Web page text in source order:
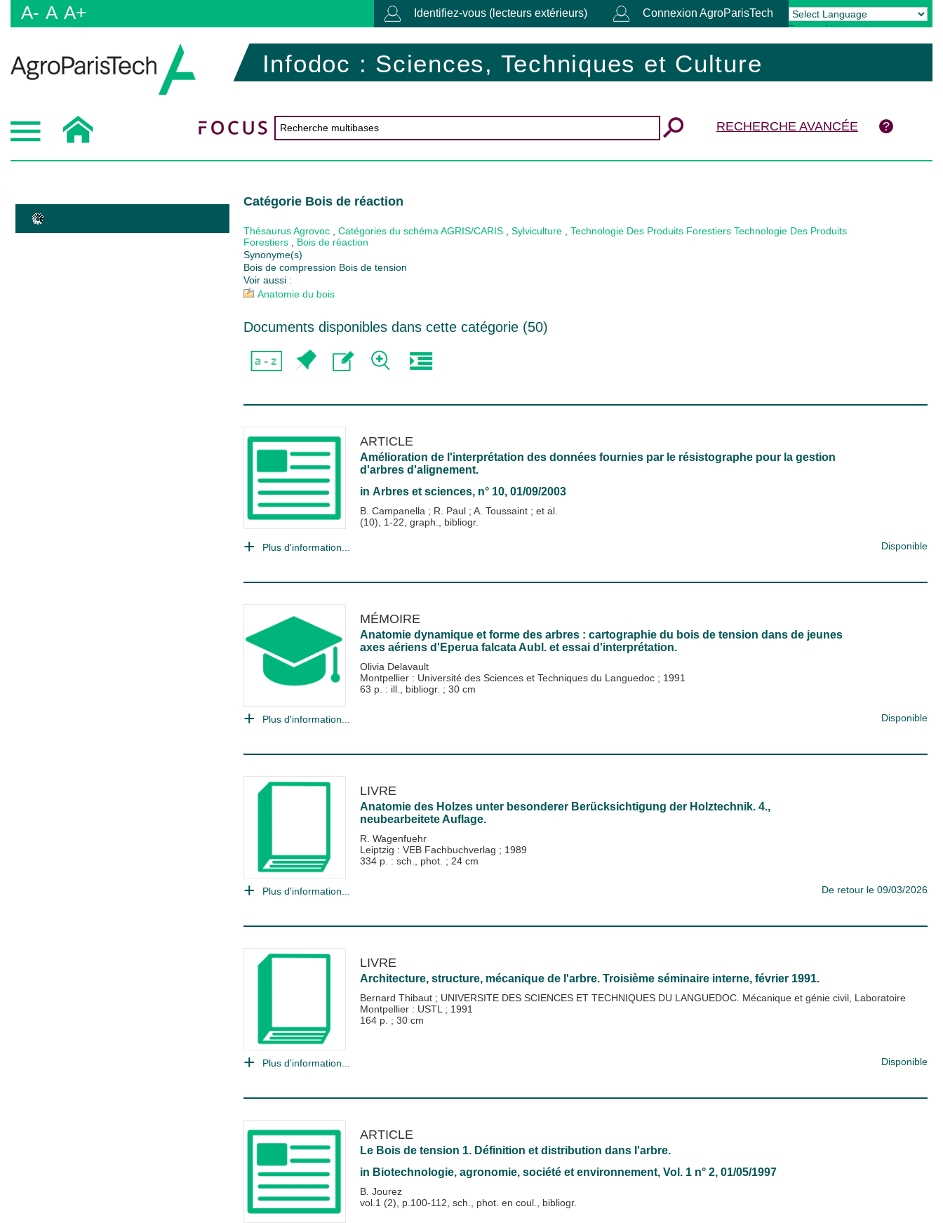
A- A A+ Identifiez-vous (lecteurs extérieurs) Connexion AgroParisTech
Powered by Translate
Infodoc : Sciences, Techniques et Culture
RECHERCHE AVANCÉE
Catégorie Bois de réaction
Thésaurus Agrovoc Catégories du schéma AGRIS/CARIS Sylviculture
Technologie Des Produits Forestiers Technologie Des Produits
Forestiers
Bois de réaction
Synonyme(s)
Bois de compression Bois de tension
Voir aussi :
Anatomie du bois
Documents disponibles dans cette catégorie (50)
ARTICLE
Amélioration de l'interprétation des données fournies par le résistographe pour la gestion
d'arbres d'alignement.
in Arbres et sciences, n° 10, 01/09/2003
B. Campanella ; R. Paul ; A. Toussaint ; et al.
(10), 1-22, graph., bibliogr.
Plus d'information... Disponible
MÉMOIRE
Anatomie dynamique et forme des arbres : cartographie du bois de tension dans de jeunes
axes aériens d'Eperua falcata Aubl. et essai d'interprétation.
Olivia Delavault
Montpellier : Université des Sciences et Techniques du Languedoc ; 1991
63 p. : ill., bibliogr. ; 30 cm
Plus d'information... Disponible
LIVRE
Anatomie des Holzes unter besonderer Berücksichtigung der Holztechnik. 4.,
neubearbeitete Auflage.
R. Wagenfuehr
Leiptzig : VEB Fachbuchverlag ; 1989
334 p. : sch., phot. ; 24 cm
Plus d'information... De retour le 09/03/2026
LIVRE
Architecture, structure, mécanique de l'arbre. Troisième séminaire interne, février 1991.
Bernard Thibaut ; UNIVERSITE DES SCIENCES ET TECHNIQUES DU LANGUEDOC. Mécanique et génie civil, Laboratoire
Montpellier : USTL ; 1991
164 p. ; 30 cm
Plus d'information... Disponible
ARTICLE
Le Bois de tension 1. Définition et distribution dans l'arbre.
in Biotechnologie, agronomie, société et environnement, Vol. 1 n° 2, 01/05/1997
B. Jourez
vol.1 (2), p.100-112, sch., phot. en coul., bibliogr.